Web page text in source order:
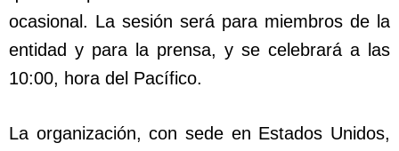
ocasional. La sesión será para miembros de la
entidad y para la prensa, y se celebrará a las
10:00, hora del Pacífico.
La organización, con sede en Estados Unidos,